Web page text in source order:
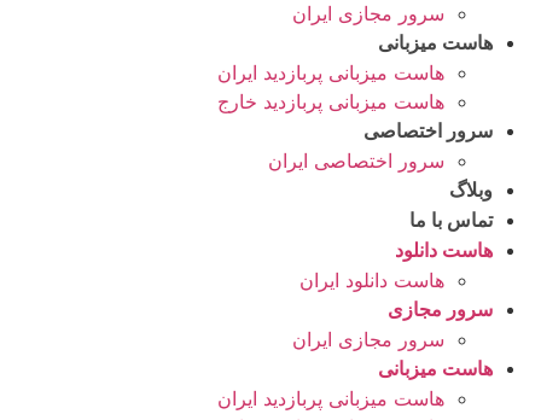
سرور مجازی ایران
هاست میزبانی
هاست میزبانی پربازدید ایران
هاست میزبانی پربازدید خارج
سرور اختصاصی
سرور اختصاصی ایران
وبلاگ
تماس با ما
هاست دانلود
هاست دانلود ایران
سرور مجازی
سرور مجازی ایران
هاست میزبانی
هاست میزبانی پربازدید ایران